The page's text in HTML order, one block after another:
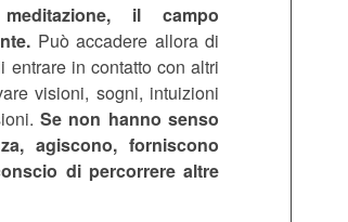
il campo
Può accadere allora di
entrare in contatto con altri
visioni, sogni, intuizioni
Se non hanno senso
agiscono, forniscono
di percorrere altre